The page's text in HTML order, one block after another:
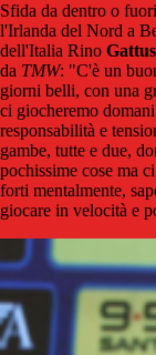
Sfida da dentro o
l'Irlanda del Nord a
dell'Italia Rino
da TMW: "C'è un
giorni belli, con una
ci giocheremo
responsabilità e
gambe, tutte e due,
pochissime cose ma
forti mentalmente,
giocare in velocità e